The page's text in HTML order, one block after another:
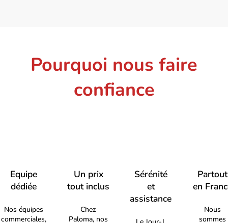
Pourquoi nous faire
confiance
Equipe
dédiée
Nos équipes
commerciales,
Un prix
tout inclus
Chez
Paloma, nos
Sérénité
et
assistance
Partout
en
Nous
sommes